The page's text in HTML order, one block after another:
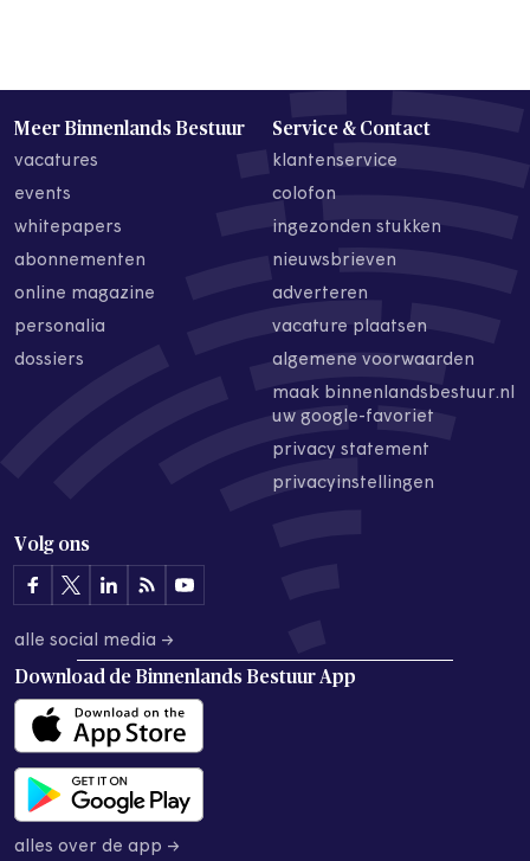
Meer Binnenlands Bestuur
vacatures
events
whitepapers
abonnementen
online magazine
personalia
dossiers
Service & Contact
klantenservice
colofon
ingezonden stukken
nieuwsbrieven
adverteren
vacature plaatsen
algemene voorwaarden
maak binnenlandsbestuur.nl
uw google-favoriet
privacy statement
privacyinstellingen
Volg ons
alle social media →
Download de Binnenlands Bestuur App
alles over de app →